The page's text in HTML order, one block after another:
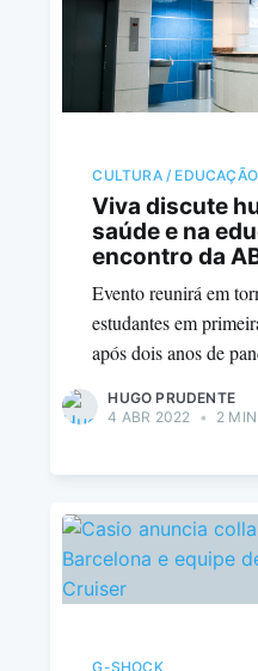
CULTURA / EDUCAÇÃO
Viva discute
saúde e na
encontro da
Evento reunirá em
estudantes em
após dois anos de
HUGO PRUDENTE
4 ABR 2022 • 2
G-SHOCK